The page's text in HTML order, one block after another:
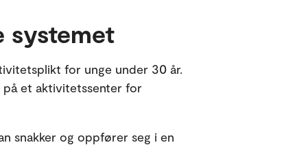
systemet
for unge under 30 år.
et aktivitetssenter for
snakker og oppfører seg i en